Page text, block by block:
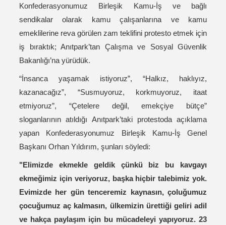
Konfederasyonumuz Birleşik Kamu-İş ve bağlı
sendikalar olarak kamu çalışanlarına ve kamu
emeklilerine reva görülen zam teklifini protesto etmek için
iş bıraktık; Anıtpark’tan Çalışma ve Sosyal Güvenlik
Bakanlığı’na yürüdük.
“İnsanca yaşamak istiyoruz”, “Halkız, haklıyız,
kazanacağız”, “Susmuyoruz, korkmuyoruz, itaat
etmiyoruz”, “Çetelere değil, emekçiye bütçe”
sloganlarının atıldığı Anıtpark’taki protestoda açıklama
yapan Konfederasyonumuz Birleşik Kamu-İş Genel
Başkanı Orhan Yıldırım, şunları söyledi:
"Elimizde ekmekle geldik çünkü biz bu kavgayı
ekmeğimiz için veriyoruz, başka hiçbir talebimiz yok.
Evimizde her gün tenceremiz kaynasın, çoluğumuz
çocuğumuz aç kalmasın, ülkemizin ürettiği geliri adil
ve hakça paylaşım için bu mücadeleyi yapıyoruz. 23